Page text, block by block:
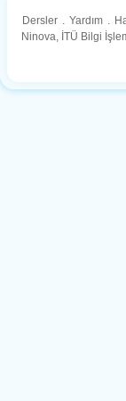
Dersler . Yardım .
Ninova, İTÜ Bilgi